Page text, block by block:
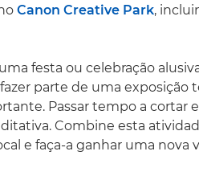
Canon Creative Park,
festa ou celebração
parte de uma exposição
Passar tempo a cortar
Combine esta
e faça-a ganhar uma nova